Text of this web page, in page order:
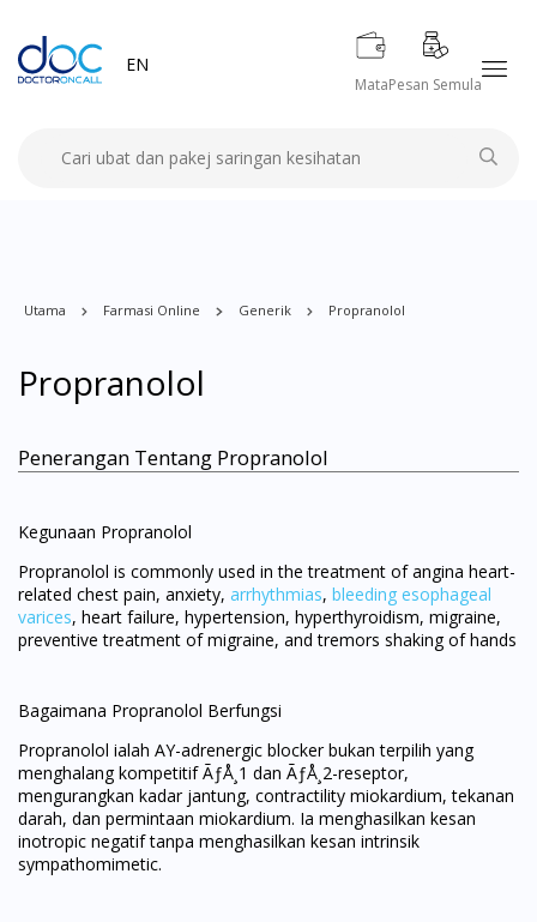
EN
MataPesan Semula
Utama Farmasi Online Generik Propranolol
Propranolol
Penerangan Tentang Propranolol
Kegunaan Propranolol
Propranolol is commonly used in the treatment of angina heart-
related chest pain, anxiety, arrhythmias, bleeding esophageal
varices, heart failure, hypertension, hyperthyroidism, migraine,
preventive treatment of migraine, and tremors shaking of hands
Bagaimana Propranolol Berfungsi
Propranolol ialah AY-adrenergic blocker bukan terpilih yang
menghalang kompetitif ÃƒÅ¸1 dan ÃƒÅ¸2-reseptor,
mengurangkan kadar jantung, contractility miokardium, tekanan
darah, dan permintaan miokardium. Ia menghasilkan kesan
inotropic negatif tanpa menghasilkan kesan intrinsik
sympathomimetic.